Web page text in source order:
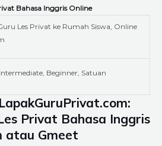
Bahasa Inggris Online
Les Privat ke Rumah Siswa, Online
Beginner, Satuan
LapakGuruPrivat.com:
Privat Bahasa Inggris
atau Gmeet